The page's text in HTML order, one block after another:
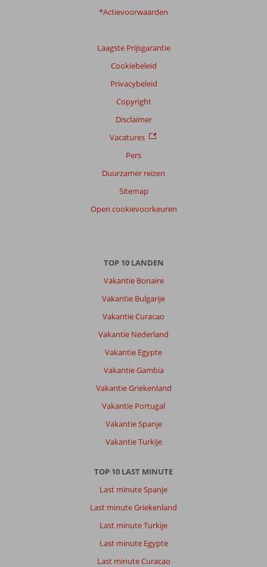
*Actievoorwaarden
Laagste Prijsgarantie
Cookiebeleid
Privacybeleid
Copyright
Disclaimer
Vacatures
Pers
Duurzamer reizen
Sitemap
Open cookievoorkeuren
TOP 10 LANDEN
Vakantie Bonaire
Vakantie Bulgarije
Vakantie Curacao
Vakantie Nederland
Vakantie Egypte
Vakantie Gambia
Vakantie Griekenland
Vakantie Portugal
Vakantie Spanje
Vakantie Turkije
TOP 10 LAST MINUTE
Last minute Spanje
Last minute Griekenland
Last minute Turkije
Last minute Egypte
Last minute Curacao